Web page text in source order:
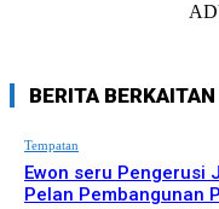
BERITA BERKAITAN
Tempatan
Ewon seru Pengerusi
Pelan Pembangunan